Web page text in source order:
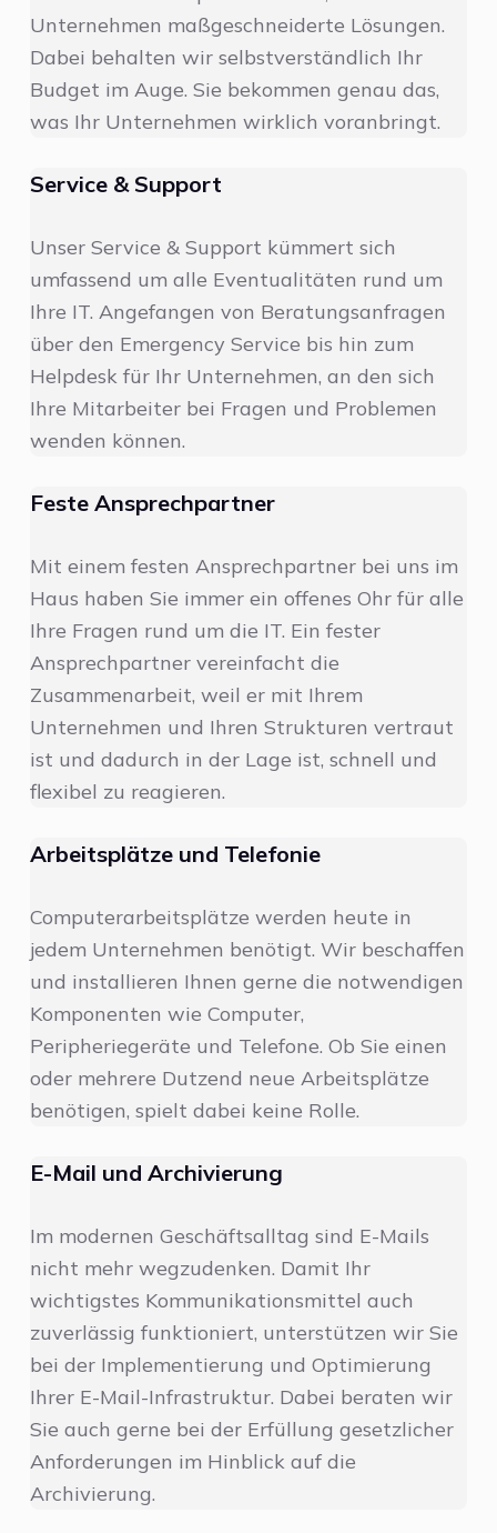
e
n
Unternehmen maßgeschneiderte Lösungen.
Dabei behalten wir selbstverständlich Ihr
Budget im Auge. Sie bekommen genau das,
was Ihr Unternehmen wirklich voranbringt.
Service & Support
Unser Service & Support kümmert sich
umfassend um alle Eventualitäten rund um
Ihre IT. Angefangen von Beratungsanfragen
über den Emergency Service bis hin zum
Helpdesk für Ihr Unternehmen, an den sich
Ihre Mitarbeiter bei Fragen und Problemen
wenden können.
Feste Ansprechpartner
Mit einem festen Ansprechpartner bei uns im
Haus haben Sie immer ein offenes Ohr für alle
Ihre Fragen rund um die IT. Ein fester
Ansprechpartner vereinfacht die
Zusammenarbeit, weil er mit Ihrem
Unternehmen und Ihren Strukturen vertraut
ist und dadurch in der Lage ist, schnell und
flexibel zu reagieren.
Arbeitsplätze und Telefonie
Computerarbeitsplätze werden heute in
jedem Unternehmen benötigt. Wir beschaffen
und installieren Ihnen gerne die notwendigen
Komponenten wie Computer,
Peripheriegeräte und Telefone. Ob Sie einen
oder mehrere Dutzend neue Arbeitsplätze
benötigen, spielt dabei keine Rolle.
E-Mail und Archivierung
Im modernen Geschäftsalltag sind E-Mails
nicht mehr wegzudenken. Damit Ihr
wichtigstes Kommunikationsmittel auch
zuverlässig funktioniert, unterstützen wir Sie
bei der Implementierung und Optimierung
Ihrer E-Mail-Infrastruktur. Dabei beraten wir
Sie auch gerne bei der Erfüllung gesetzlicher
Anforderungen im Hinblick auf die
Archivierung.